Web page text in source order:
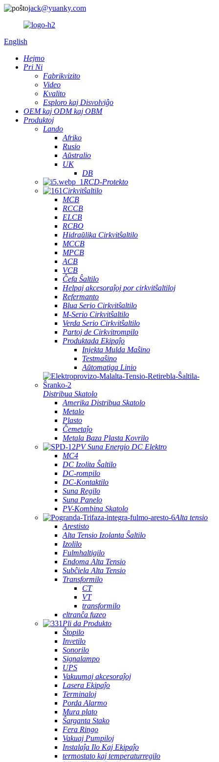
jack@yuanky.com
English
Hejmo
Pri Ni
Fabrikvizito
Video
Kvalito
Esploro kaj Disvolviĝo
OEM kaj ODM kaj OBM
Produktoj
Lando
Afriko
Rusio
Aŭstralio
UK
DB
RCD-Protekto
Cirkvitŝaltilo
MCB
RCCB
ELCB
RCBO
Hidraŭlika Cirkvitŝaltilo
MCCB
MPCB
ACB
VCB
Ĉefa Ŝaltilo
Helpaj akcesoraĵoj por cirkvitŝaltiloj
Refermanto
Blua Serio Cirkvitŝaltilo
M-Serio Cirkvitŝaltilo
Verda Serio Cirkvitŝaltilo
Partoj de Cirkvitrompilo
Produktada Ekipaĵo
Injekta Mulda Maŝino
Testmaŝino
Aŭtomatiga Linio
Distribua Skatolo
Amerika Distribua Skatolo
Metalo
Plasto
Ĉemetaĵo
Metala Baza Plasta Kovrilo
PV Suna Energio DC Elektro
MC4
DC Izolita Ŝaltilo
DC-rompilo
DC-Kontaktilo
Suna Regilo
Suna Panelo
PV-Kombina Skatolo
Alta tensio
Arestisto
Alta Tensio Izolanta Ŝaltilo
Izolilo
Fulmhaltigilo
Endoma Alta Tensio
Subĉiela Alta Tensio
Transformilo
CT
VT
transformilo
eltranĉa fuzeo
Pli da Produkto
Ŝtopilo
Invetilo
Sonorilo
Signalampo
UPS
Vakuumaj akcesoraĵoj
Lasera Ekipaĵo
Terminaloj
Porda Alarmo
Mura plato
Ŝarganta Stako
Fera Ringo
Vakuaj Pumpiloj
Instalaĵa Ilo Kaj Ekipaĵo
termostato kaj temperaturregilo